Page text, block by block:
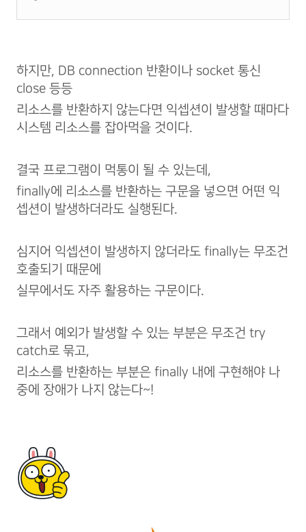
하지만, DB connection 반환이나 socket 통신
close 등등
리소스를 반환하지 않는다면 익셉션이 발생할 때마다
시스템 리소스를 잡아먹을 것이다.
결국 프로그램이 먹통이 될 수 있는데,
finally에 리소스를 반환하는 구문을 넣으면 어떤 익
셉션이 발생하더라도 실행된다.
심지어 익셉션이 발생하지 않더라도 finally는 무조건
호출되기 때문에
실무에서도 자주 활용하는 구문이다.
그래서 예외가 발생할 수 있는 부분은 무조건 try
catch로 묶고,
리소스를 반환하는 부분은 finally 내에 구현해야 나
중에 장애가 나지 않는다~!